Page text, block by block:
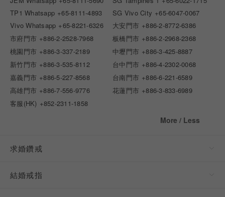
TP1 Whatsapp +65-8111-4893 SG Vivo City +65-6047-0067
Vivo Whatsapp +65-8221-6326 大安門市 +886-2-8772-6386
市府門市 +886-2-2528-7968 板橋門市 +886-2-2968-2368
桃園門市 +886-3-337-2189 中壢門市 +886-3-425-8887
新竹門市 +886-3-535-8112 台中門市 +886-4-2302-0068
嘉義門市 +886-5-227-8568 台南門市 +886-6-221-6589
高雄門市 +886-7-556-9776 花蓮門市 +886-3-833-6989
客服(HK) +852-2311-1858
More / Less
求婚鑽戒
結婚戒指